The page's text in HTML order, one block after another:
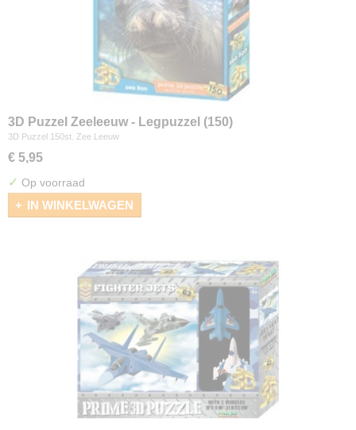
3D Puzzel Zeeleeuw - Legpuzzel (150)
3D Puzzel 150st. Zee Leeuw
€ 5,95
✓ Op voorraad
IN WINKELWAGEN